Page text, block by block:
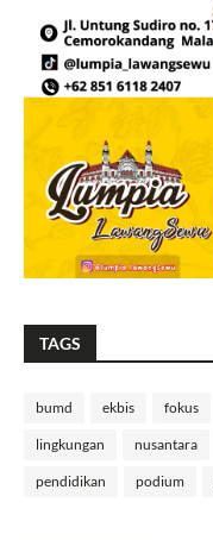
TAGS
bumd ekbis fokus
lingkungan nusantara
pendidikan podium